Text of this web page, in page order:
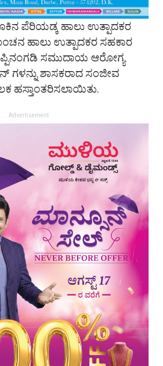
ಪೆರಿಯಡ್ಕ ಹಾಲು ಉತ್ಪಾದಕರ
ಹಾಲು ಉತ್ಪಾದಕರ ಸಹಕಾರ
ಸಮುದಾಯ ಆರೋಗ್ಯ
ಗಳನ್ನು ಶಾಸಕರಾದ ಸಂಜೀವ
ಹಸ್ತಾಂತರಿಸಲಾಯಿತು.
Advertisement